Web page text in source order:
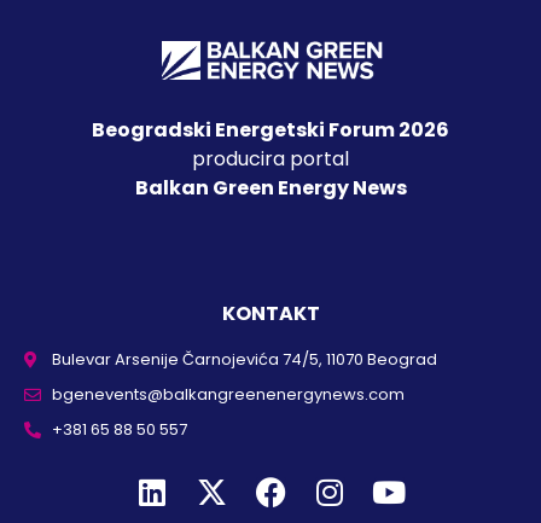
Beogradski Energetski Forum 2026
producira portal
Balkan Green Energy News
KONTAKT
Bulevar Arsenije Čarnojevića 74/5, 11070 Beograd
bgenevents@balkangreenenergynews.com
+381 65 88 50 557